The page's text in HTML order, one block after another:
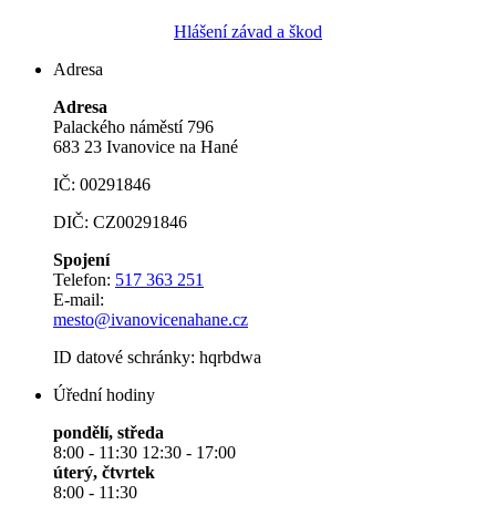
Hlášení závad a škod
Adresa
Adresa
Palackého náměstí 796
683 23 Ivanovice na Hané
IČ: 00291846
DIČ: CZ00291846
Spojení
Telefon: 517 363 251
E-mail:
mesto@ivanovicenahane.cz
ID datové schránky: hqrbdwa
Úřední hodiny
pondělí, středa
8:00 - 11:30 12:30 - 17:00
úterý, čtvrtek
8:00 - 11:30